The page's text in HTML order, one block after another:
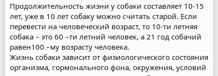
Продолжительность жизни у собаки составляет 10-15
лет, уже в 10 лет собаку можно считать старой. Если
перевести на человеческий возраст, то 10-ти летняя
собака – это 60 –ти летний человек, а 21 год собачий
равен100 –му возрасту человека.
Жизнь собаки зависит от физиологического состояния
организма, гормонального фона, окружения, условий